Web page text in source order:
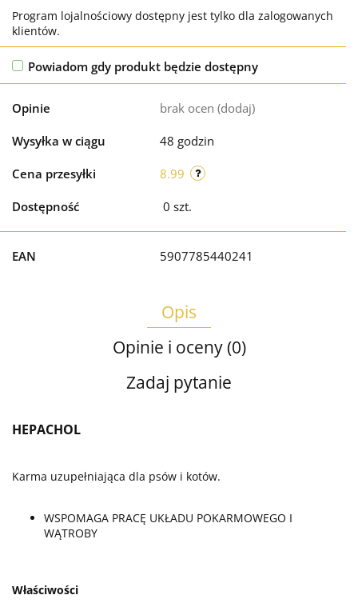
Program lojalnościowy dostępny jest tylko dla zalogowanych
klientów.
Powiadom gdy produkt będzie dostępny
Opinie brak ocen (dodaj)
Wysyłka w ciągu 48 godzin
Cena przesyłki 8.99
Dostępność 0 szt.
EAN 5907785440241
Opis
Opinie i oceny (0)
Zadaj pytanie
HEPACHOL
Karma uzupełniająca dla psów i kotów.
WSPOMAGA PRACĘ UKŁADU POKARMOWEGO I
WĄTROBY
Właściwości